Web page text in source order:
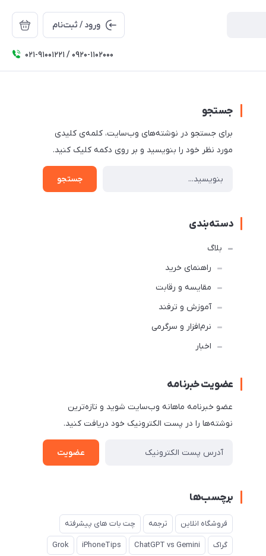
ورود / ثبت‌نام
۰۲۱-91001221 / 0920-1102000
جستجو
برای جستجو در نوشته‌های وب‌سایت، کلمه‌ی کلیدی
مورد نظر خود را بنویسید و بر روی دکمه کلیک کنید.
جستجو
دسته‌بندی
بلاگ
راهنمای خرید
مقایسه و رقابت
آموزش و ترفند
نرم‌افزار و سرگرمی
اخبار
عضویت خبرنامه
عضو خبرنامه ماهانه وب‌سایت شوید و تازه‌ترین
نوشته‌ها را در پست الکترونیک خود دریافت کنید.
عضویت
برچسب‌ها
فروشگاه انلاین ترجمه چت بات های پیشرفته
گراک ChatGPT vs Gemini
iPhoneTips
Grok